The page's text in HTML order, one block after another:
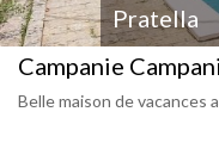
Pratella
Campanie
Belle maison de vacances